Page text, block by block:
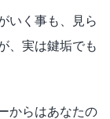
いく事も、見ら
、実は鍵垢でも
からはあなたの